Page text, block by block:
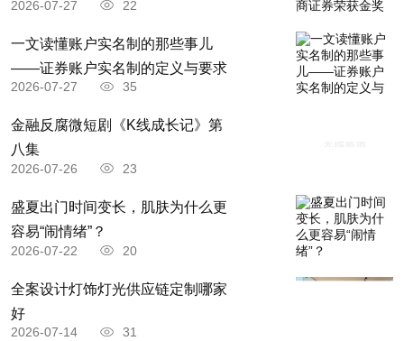
污，牢固树立法治思维，用法治的力量保护生态环
境。坚持全面推进，扎实做好生态环境治理各项工
作，形成全面推进、重点突破的工作格局。坚持夯
原标题：生态环境部部署疫情防控常态化前提
下污染防治攻坚战工作
享其投教经验
2026-07-27 22
一文读懂账户实名制的那些事儿
——证券账户实名制的定义与要求 ​
2026-07-27 35
金融反腐微短剧《K线成长记》第
八集
2026-07-26 23
盛夏出门时间变长，肌肤为什么更
容易“闹情绪”？
2026-07-22 20
全案设计灯饰灯光供应链定制哪家
好
2026-07-14 31